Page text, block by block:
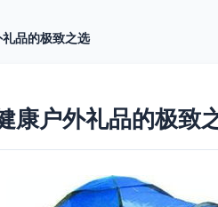
品的极致之选
康户外礼品的极致